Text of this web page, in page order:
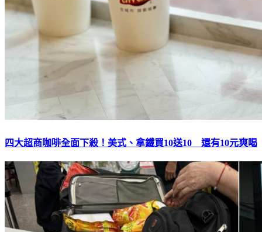
四大超商咖啡全面下殺！美式、拿鐵買10送10 還有10元爽喝